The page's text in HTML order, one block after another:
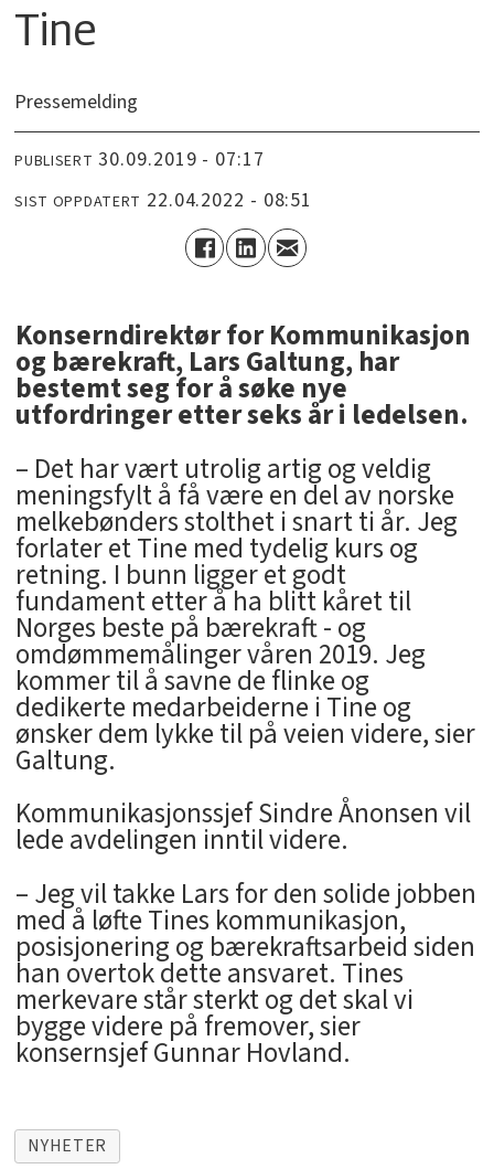
Tine
Pressemelding
PUBLISERT 30.09.2019 - 07:17
SIST OPPDATERT 22.04.2022 - 08:51
Konserndirektør for Kommunikasjon
og bærekraft, Lars Galtung, har
bestemt seg for å søke nye
utfordringer etter seks år i ledelsen.
– Det har vært utrolig artig og veldig
meningsfylt å få være en del av norske
melkebønders stolthet i snart ti år. Jeg
forlater et Tine med tydelig kurs og
retning. I bunn ligger et godt
fundament etter å ha blitt kåret til
Norges beste på bærekraft - og
omdømmemålinger våren 2019. Jeg
kommer til å savne de flinke og
dedikerte medarbeiderne i Tine og
ønsker dem lykke til på veien videre, sier
Galtung.
Kommunikasjonssjef Sindre Ånonsen vil
lede avdelingen inntil videre.
– Jeg vil takke Lars for den solide jobben
med å løfte Tines kommunikasjon,
posisjonering og bærekraftsarbeid siden
han overtok dette ansvaret. Tines
merkevare står sterkt og det skal vi
bygge videre på fremover, sier
konsernsjef Gunnar Hovland.
NYHETER